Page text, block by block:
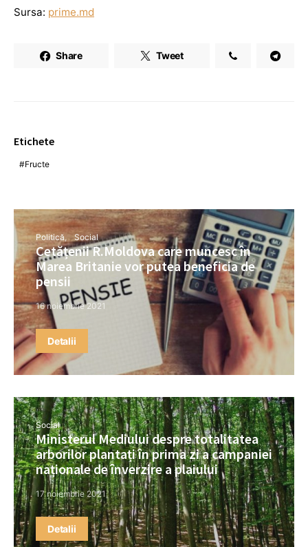
Sursa: prime.md
Share Tweet
Etichete
Fructe
Politică Social
Cetățenii R.Moldova care muncesc în
Marea Britanie vor putea beneficia de
pensii
16 noiembrie 2021
Detalii
Social
Ministerul Mediului despre totalitatea
arborilor plantați în prima zi a campaniei
naționale de înverzire a plaiului
17 noiembrie 2021
Detalii